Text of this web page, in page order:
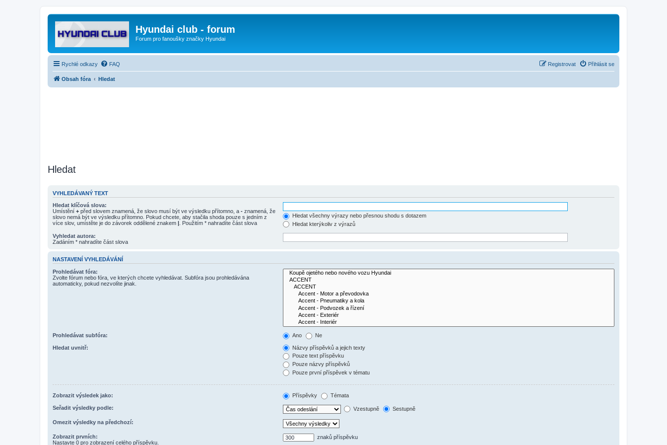
Hyundai club - forum
Forum pro fanoušky značky Hyundai
Rychlé odkazy FAQ Přihlásit se
Registrovat
Obsah fóra Hledat
Hledat
VYHLEDÁVANÝ TEXT
Hledat klíčová slova:
Umístění + před slovem znamená, že slovo musí být ve výsledku přítomno, a - znamená, že
slovo nemá být ve výsledku přítomno. Pokud chcete, aby stačila shoda pouze s jedním z
více slov, umístěte je do závorek oddělené znakem | . Použitím * nahradíte část slova
Hledat všechny výrazy nebo přesnou shodu s dotazem
Hledat kterýkoliv z výrazů
Vyhledat autora:
Zadáním * nahradíte část slova
NASTAVENÍ VYHLEDÁVÁNÍ
Prohledávat fóra:
Zvolte fórum nebo fóra, ve kterých chcete vyhledávat. Subfóra jsou prohledávána
automaticky, pokud nezvolíte jinak.
Prohledávat subfóra: Ano Ne
Hledat uvnitř:
Názvy příspěvků a jejich texty
Pouze text příspěvku
Pouze názvy příspěvků
Pouze první příspěvek v tématu
Zobrazit výsledek jako: Příspěvky Témata
Seřadit výsledky podle: Vzestupně Sestupně
Omezit výsledky na předchozí:
Zobrazit prvních:
Nastavte 0 pro zobrazení celého příspěvku.
znaků příspěvku